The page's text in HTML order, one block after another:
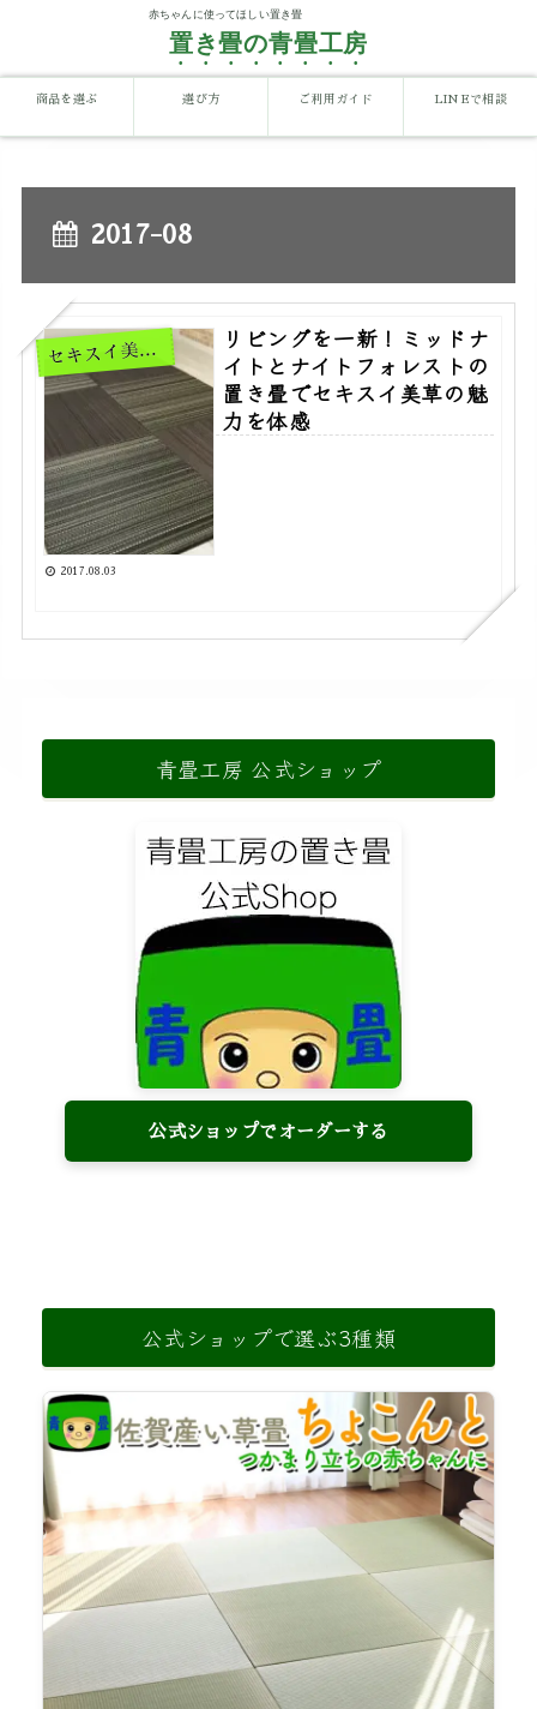
置き畳の青畳工房
2017-08
セキスイ美草置き畳
リビングを一新！ミッドナ
イトとナイトフォレストの
置き畳でセキスイ美草の魅
力を体感
2017.08.03
青畳工房 公式ショップ
公式ショップでオーダーする
公式ショップで選ぶ3種類
商品を選ぶ 選び方 ご利用ガイド LINEで相談